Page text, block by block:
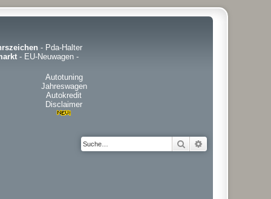
- Pda-Halter
- EU-Neuwagen -
Autotuning
Jahreswagen
Autokredit
Disclaimer
Suche